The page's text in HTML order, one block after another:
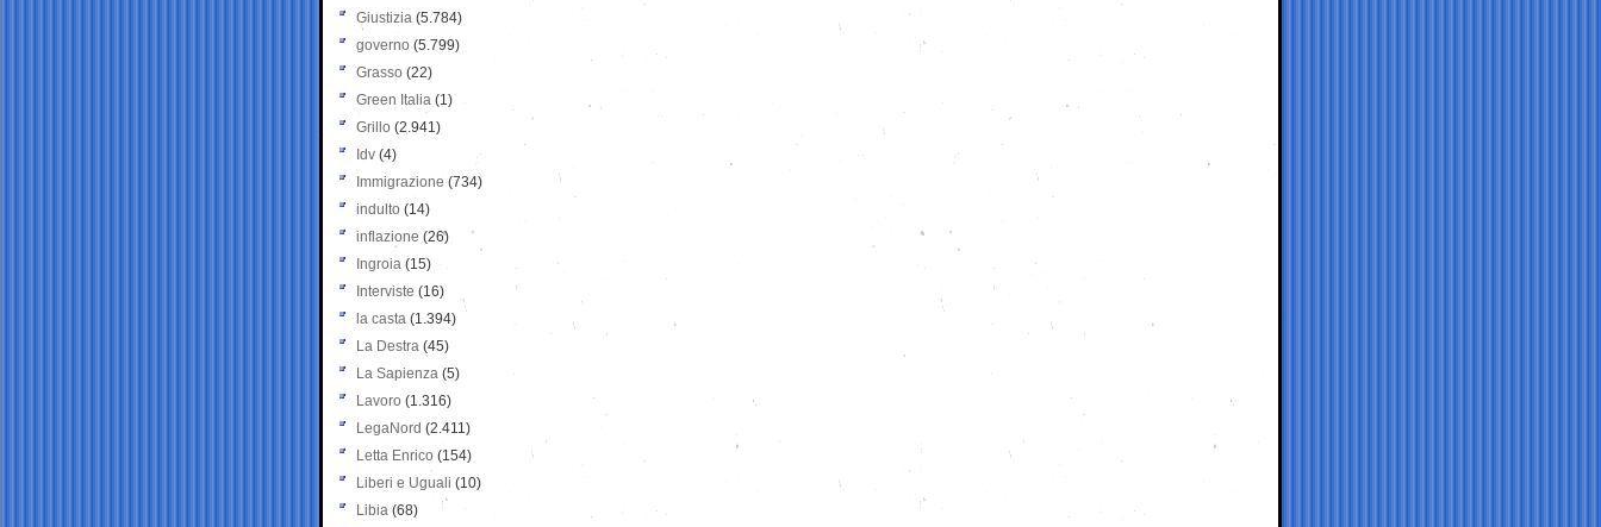
Giustizia (5.784)
governo (5.799)
Grasso (22)
Green Italia (1)
Grillo (2.941)
Idv (4)
Immigrazione (734)
indulto (14)
inflazione (26)
Ingroia (15)
Interviste (16)
la casta (1.394)
La Destra (45)
La Sapienza (5)
Lavoro (1.316)
LegaNord (2.411)
Letta Enrico (154)
Liberi e Uguali (10)
Libia (68)